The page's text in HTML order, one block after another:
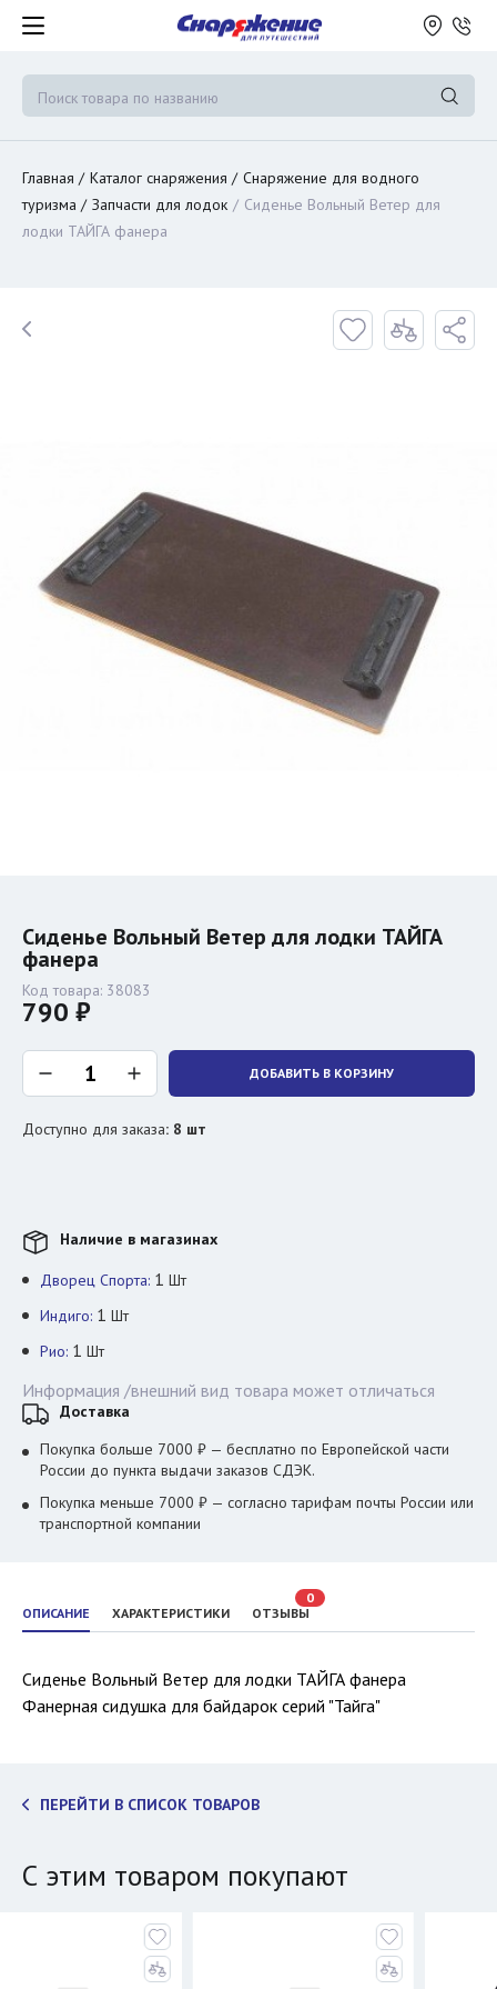
Главная Каталог снаряжения
Снаряжение для водного
туризма
Запчасти для лодок
Сиденье Вольный Ветер для
лодки ТАЙГА фанера
Сиденье Вольный Ветер для лодки ТАЙГА
фанера
Код товара: 38083
790 ₽
ДОБАВИТЬ В КОРЗИНУ
Доступно для заказа: 8 шт
ОПИСАНИЕ ХАРАКТЕРИСТИКИ ОТЗЫВЫ
0
Сиденье Вольный Ветер для лодки ТАЙГА фанера
Фанерная сидушка для байдарок серий "Тайга"
ПЕРЕЙТИ В СПИСОК ТОВАРОВ
Наличие в магазинах
Дворец Спорта: 1 Шт
Индиго: 1 Шт
Рио: 1 Шт
Информация /внешний вид товара может отличаться
Доставка
Покупка больше 7000 ₽ — бесплатно по Европейской части
России до пункта выдачи заказов СДЭК.
Покупка меньше 7000 ₽ — согласно тарифам почты России или
транспортной компании
С этим товаром покупают